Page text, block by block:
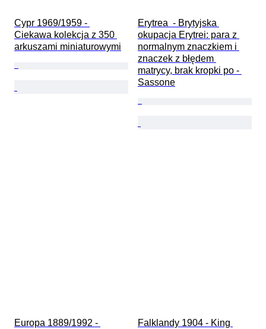
Cypr 1969/1959 -
Ciekawa kolekcja z 350
arkuszami miniaturowymi
Erytrea  - Brytyjska
okupacja Erytrei: para z
normalnym znaczkiem i
znaczek z błędem
matrycy, brak kropki po -
Sassone
Europa 1889/1992 -
Falklandy 1904 - King